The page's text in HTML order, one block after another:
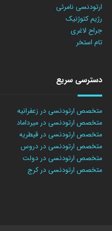
ارتودنسی نامرئی
رژیم کتوژنیک
جراح لاغری
تام استخر
دسترسی سریع
متخصص ارتودنسی در زعفرانیه
متخصص ارتودنسی در میرداماد
متخصص ارتودنسی در قیطریه
متخصص ارتودنسی در دروس
متخصص ارتودنسی در دولت
متخصص ارتودنسی در کرج